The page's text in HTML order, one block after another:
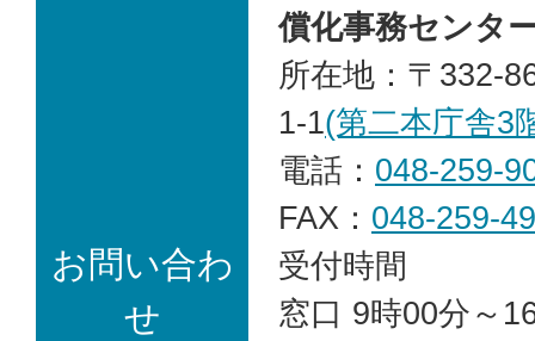
お問い合わ
せ
償化事務センタ
所在地：〒332-
1-1(第二本庁舎3
電話： 048-259-
FAX： 048-259-
​​​​​​​受付時間
窓口 9時00分～